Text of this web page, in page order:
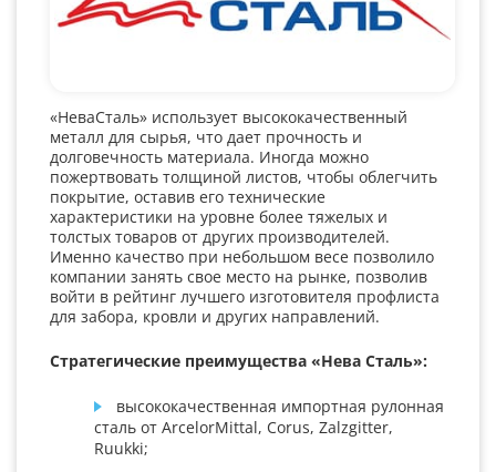
«НеваСталь» использует высококачественный
металл для сырья, что дает прочность и
долговечность материала. Иногда можно
пожертвовать толщиной листов, чтобы облегчить
покрытие, оставив его технические
характеристики на уровне более тяжелых и
толстых товаров от других производителей.
Именно качество при небольшом весе позволило
компании занять свое место на рынке, позволив
войти в рейтинг лучшего изготовителя профлиста
для забора, кровли и других направлений.
Стратегические преимущества «Нева Сталь»:
высококачественная импортная рулонная
сталь от ArcelorMittal, Corus, Zalzgitter,
Ruukki;